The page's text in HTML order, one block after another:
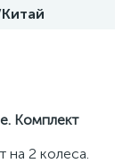
Комплект
на 2 колеса.